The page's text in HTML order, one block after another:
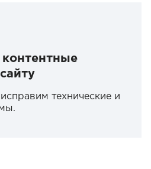
контентные
технические и